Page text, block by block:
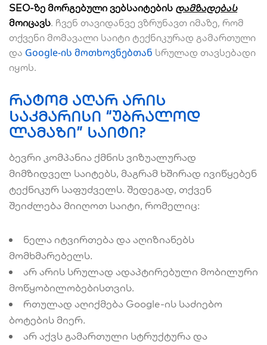
SEO-ზე მორგებული ვებსაიტების დამზადებას
მოიცავს. ჩვენ თავიდანვე ვზრუნავთ იმაზე, რომ
თქვენი მომავალი საიტი ტექნიკურად გამართული
და Google-ის მოთხოვნებთან სრულად თავსებადი
იყოს.
რატომ აღარ არის
საკმარისი “უბრალოდ
ლამაზი” საიტი?
ბევრი კომპანია ქმნის ვიზუალურად
მიმზიდველ საიტებს, მაგრამ ხშირად ივიწყებენ
ტექნიკურ საფუძველს. შედეგად, თქვენ
შეიძლება მიიღოთ საიტი, რომელიც:
ნელა იტვირთება და აღიზიანებს
მომხმარებელს.
არ არის სრულად ადაპტირებული მობილური
მოწყობილობებისთვის.
რთულად აღიქმება Google-ის საძიებო
ბოტების მიერ.
არ აქვს გამართული სტრუქტურა და